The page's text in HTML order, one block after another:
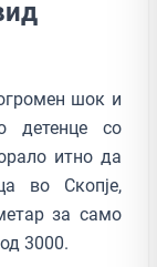
шок и
детенце со
итно да
во Скопје,
за само
3000.